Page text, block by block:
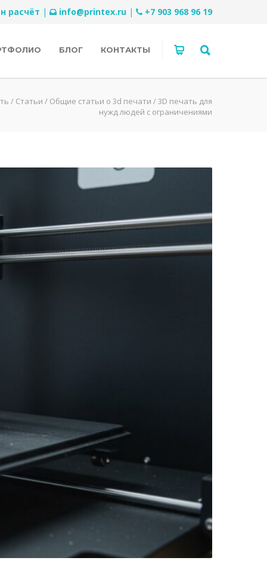
расчёт | info@printex.ru | +7 903 968 96 19
БЛОГ КОНТАКТЫ
/ Статьи / Общие статьи о 3d печати /3D печать для
нужд людей с ограничениями